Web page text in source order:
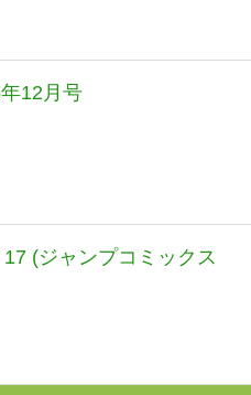
12月号
(ジャンプコミックス